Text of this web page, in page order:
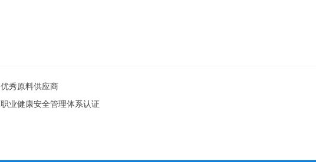
优秀原料供应商
职业健康安全管理体系认证